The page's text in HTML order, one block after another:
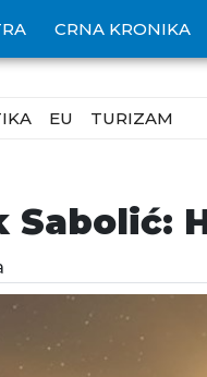
CRNA KRONIKA
EU TURIZAM
Sabolić: